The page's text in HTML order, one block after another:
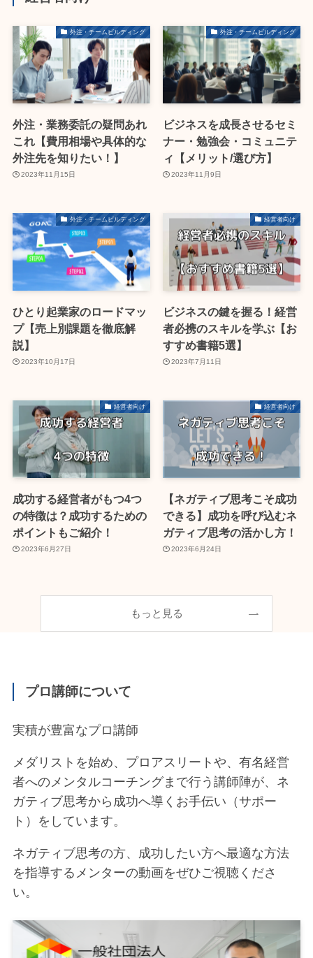
外注・チームビルディング
外注・業務委託の疑問あれ
これ【費用相場や具体的な
外注先を知りたい！】
2023年11月15日
外注・チームビルディング
ビジネスを成長させるセミ
ナー・勉強会・コミュニテ
ィ【メリット/選び方】
2023年11月9日
外注・チームビルディング
ひとり起業家のロードマッ
プ【売上別課題を徹底解
説】
2023年10月17日
経営者向け
ビジネスの鍵を握る！経営
者必携のスキルを学ぶ【お
すすめ書籍5選】
2023年7月11日
経営者向け
成功する経営者がもつ4つ
の特徴は？成功するための
ポイントもご紹介！
2023年6月27日
経営者向け
【ネガティブ思考こそ成功
できる】成功を呼び込むネ
ガティブ思考の活かし方！
2023年6月24日
もっと見る
プロ講師について
実積が豊富なプロ講師
メダリストを始め、プロアスリートや、有名経営
者へのメンタルコーチングまで行う講師陣が、ネ
ガティブ思考から成功へ導くお手伝い（サポー
ト）をしています。
ネガティブ思考の方、成功したい方へ最適な方法
を指導するメンターの動画をぜひご視聴くださ
い。